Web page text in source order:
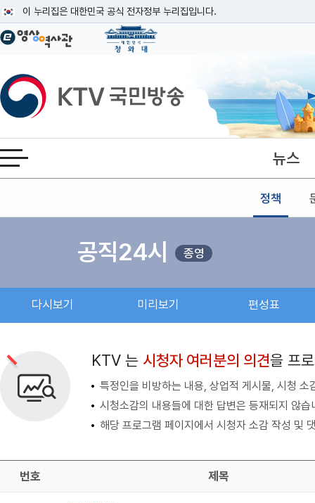
이 누리집은 대한민국 공식 전자정부 누리집입니다.
공식 누리집 주소 확인하기
이밖에 or.kr 또는 .kr등 다른 도메인 주소를 사용하고 있다면 아래 URL에서
운영중인 공식 누리집보기
KTV국민방송
전체메뉴 열기 뉴스
정책
본문
공직24시 종영
다시보기 미리보기 편성표
KTV 는 시청자 여러분의 의견을 프
특정인을 비방하는 내용, 상업적 게시물, 시청
시청소감의 내용들에 대한 답변은 등재되지 않습
해당 프로그램 페이지에서 시청자 소감 작성 및
번호 제목
검색 조건
검색어 입력
검색